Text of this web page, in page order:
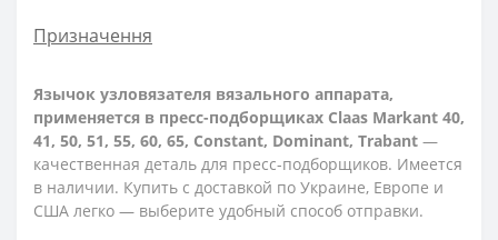
Призначення
Язычок узловязателя вязального аппарата,
применяется в пресс-подборщиках Claas Markant 40,
41, 50, 51, 55, 60, 65, Constant, Dominant, Trabant —
качественная деталь для пресс-подборщиков. Имеется
в наличии. Купить с доставкой по Украине, Европе и
США легко — выберите удобный способ отправки.